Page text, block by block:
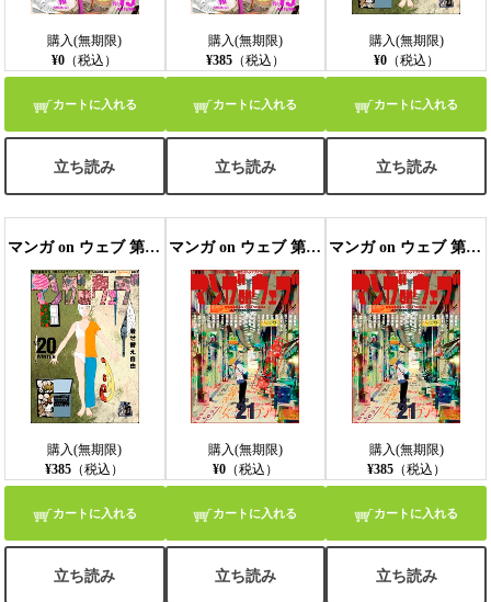
購入(無期限)
¥0 （税込）
カートに入れる
立ち読み
購入(無期限)
¥385（税込）
カートに入れる
立ち読み
購入(無期限)
¥0（税込）
カートに入れる
立ち読み
マンガ on ウェブ 第20号
購入(無期限)
¥385 （税込）
カートに入れる
立ち読み
マンガ on ウェブ 第21号 無料お試し版
購入(無期限)
¥0（税込）
カートに入れる
立ち読み
マンガ on ウェブ 第21号
購入(無期限)
¥385（税込）
カートに入れる
立ち読み